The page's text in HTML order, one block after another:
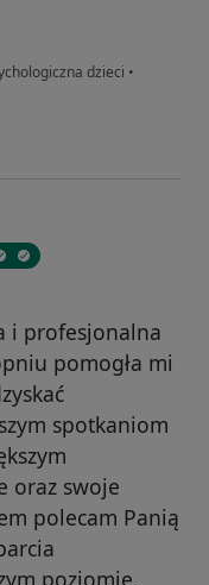
dzieci •
i profesjonalna
pomogła mi
spotkaniom
oraz swoje
polecam Panią
poziomie.